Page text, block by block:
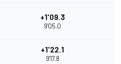
+1'09.3
9'05.0
+1'22.1
9'17.8